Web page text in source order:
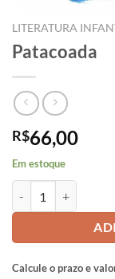
LITERATURA
Patacoada
R$66,00
Em estoque
Calcule o prazo e